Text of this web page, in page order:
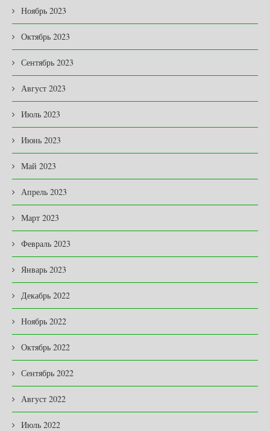
Ноябрь 2023
Октябрь 2023
Сентябрь 2023
Август 2023
Июль 2023
Июнь 2023
Май 2023
Апрель 2023
Март 2023
Февраль 2023
Январь 2023
Декабрь 2022
Ноябрь 2022
Октябрь 2022
Сентябрь 2022
Август 2022
Июль 2022